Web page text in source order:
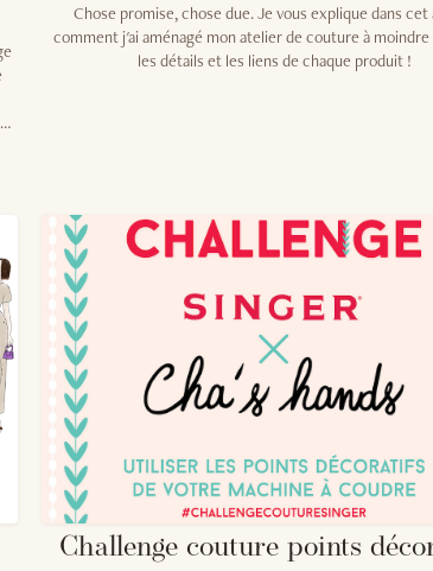
Chose promise, chose due. Je vous explique dans
comment j'ai aménagé mon atelier de couture à moindre
les détails et les liens de chaque produit !
Challenge couture points